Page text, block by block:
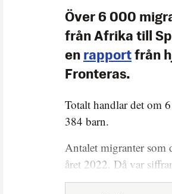
Över 6 000
från Afrika till
en rapport från
Fronteras.
Totalt handlar det om
384 barn.
Antalet migranter som
året 2022. Då var